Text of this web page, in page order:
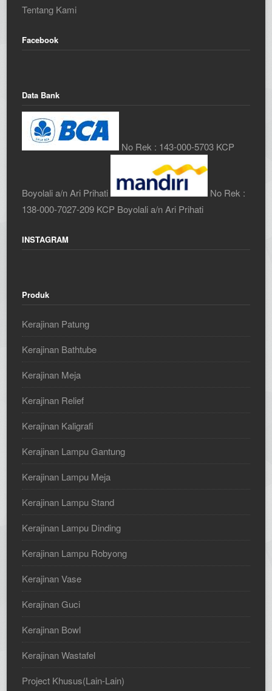
Tentang Kami
Facebook
Data Bank
No Rek : 143-000-5703 KCP
Boyolali a/n Ari Prihati
No Rek :
138-000-7027-209 KCP Boyolali a/n Ari Prihati
INSTAGRAM
Produk
Kerajinan Patung
Kerajinan Bathtube
Kerajinan Meja
Kerajinan Relief
Kerajinan Kaligrafi
Kerajinan Lampu Gantung
Kerajinan Lampu Meja
Kerajinan Lampu Stand
Kerajinan Lampu Dinding
Kerajinan Lampu Robyong
Kerajinan Vase
Kerajinan Guci
Kerajinan Bowl
Kerajinan Wastafel
Project Khusus(Lain-Lain)